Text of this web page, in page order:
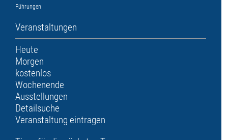
Führungen
Veranstaltungen
Heute
Morgen
kostenlos
Wochenende
Ausstellungen
Detailsuche
Veranstaltung eintragen